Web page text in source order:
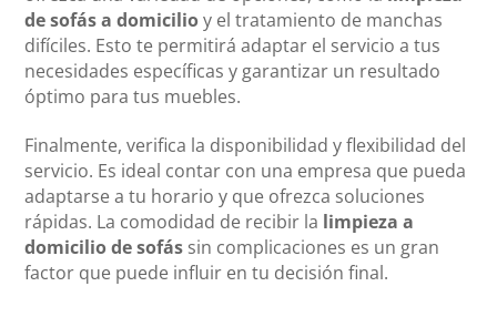
de sofás a domicilioy el tratamiento de manchas
difíciles. Esto te permitirá adaptar el servicio a tus
necesidades específicas y garantizar un resultado
óptimo para tus muebles.
Finalmente, verifica la disponibilidad y flexibilidad del
servicio. Es ideal contar con una empresa que pueda
adaptarse a tu horario y que ofrezca soluciones
rápidas. La comodidad de recibir la limpieza a
domicilio de sofás sin complicaciones es un gran
factor que puede influir en tu decisión final.